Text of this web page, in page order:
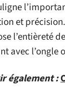
et
l’entièreté
avec l’ongle
également :